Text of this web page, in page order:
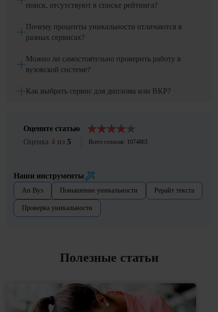
поиск, отсутствуют в списке рейтинга?
Почему проценты уникальности отличаются в
разных сервисах?
Можно ли самостоятельно проверить работу в
вузовской системе?
Как выбрать сервис для диплома или ВКР?
Оцените статью
Оценка 4 из 5 Всего голосов: 1074863
Наши инструменты
Ап Вуз Повышение уникальности Рерайт текста
Проверка уникальности
Полезные статьи